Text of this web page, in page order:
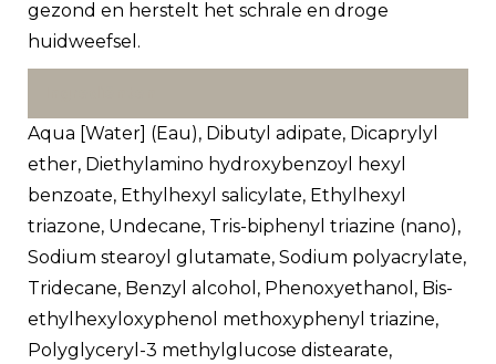
gezond en herstelt het schrale en droge
huidweefsel.
Aqua [Water] (Eau), Dibutyl adipate, Dicaprylyl
ether, Diethylamino hydroxybenzoyl hexyl
benzoate, Ethylhexyl salicylate, Ethylhexyl
triazone, Undecane, Tris-biphenyl triazine (nano),
Sodium stearoyl glutamate, Sodium polyacrylate,
Tridecane, Benzyl alcohol, Phenoxyethanol, Bis-
ethylhexyloxyphenol methoxyphenyl triazine,
Polyglyceryl-3 methylglucose distearate,